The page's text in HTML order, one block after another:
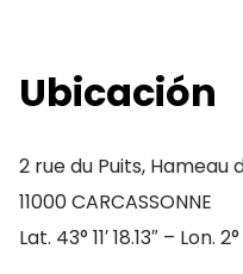
Ubicación
2 rue du Puits, Hameau
11000 CARCASSONNE
Lat. 43° 11′ 18.13″ – Lon. 2°